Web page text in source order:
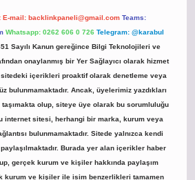
E-mail: backlinkpaneli@gmail.com Teams:
Whatsapp: 0262 606 0 726 Telegram: @karabul
Sayılı Kanun gereğince Bilgi Teknolojileri ve
onaylanmış bir Yer Sağlayıcı olarak hizmet
içerikleri proaktif olarak denetleme veya
bulunmamaktadır. Ancak, üyelerimiz yazdıkları
olup, siteye üye olarak bu sorumluluğu
internet sitesi, herhangi bir marka, kurum veya
bulunmamaktadır. Sitede yalnızca kendi
paylaşılmaktadır. Burada yer alan içerikler haber
gerçek kurum ve kişiler hakkında paylaşım
kurum ve kişiler ile isim benzerlikleri tamamen